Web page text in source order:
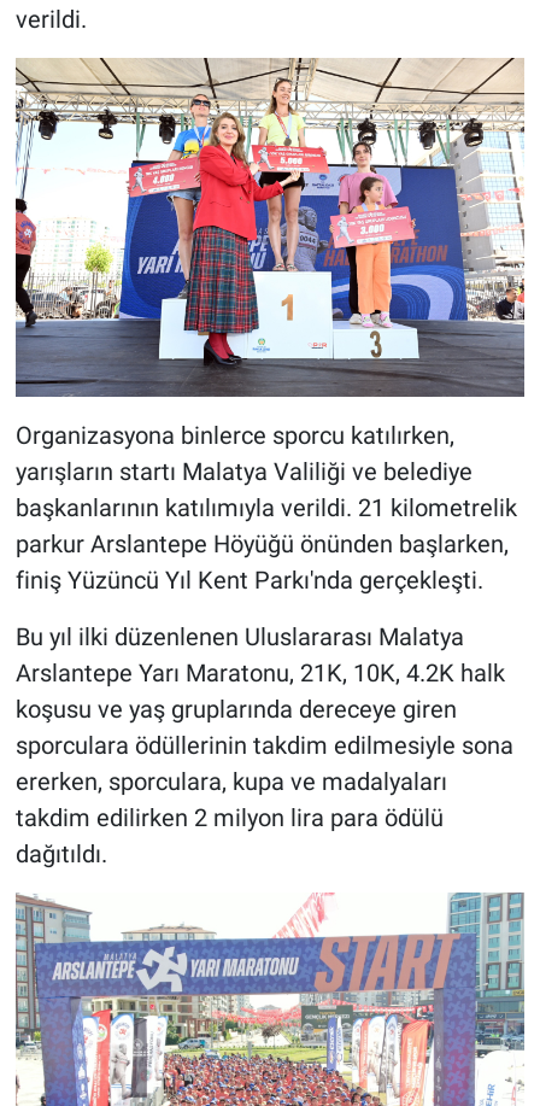
verildi.
Organizasyona binlerce sporcu katılırken,
yarışların startı Malatya Valiliği ve belediye
başkanlarının katılımıyla verildi. 21 kilometrelik
parkur Arslantepe Höyüğü önünden başlarken,
finiş Yüzüncü Yıl Kent Parkı'nda gerçekleşti.
Bu yıl ilki düzenlenen Uluslararası Malatya
Arslantepe Yarı Maratonu, 21K, 10K, 4.2K halk
koşusu ve yaş gruplarında dereceye giren
sporculara ödüllerinin takdim edilmesiyle sona
ererken, sporculara, kupa ve madalyaları
takdim edilirken 2 milyon lira para ödülü
dağıtıldı.